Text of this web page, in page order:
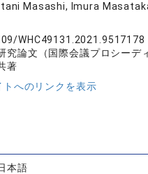
Masashi, Imura
WHC49131.2021.9517178
究論文（国際会議プロシーデ
著
トへのリンクを表示
本語